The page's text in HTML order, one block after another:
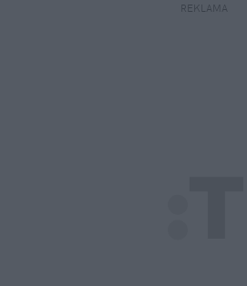
REKLAMA